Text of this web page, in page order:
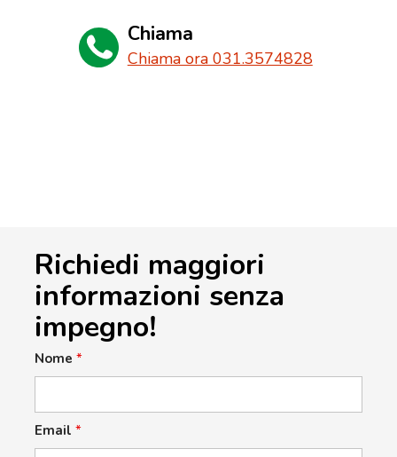
Chiama
Chiama ora 031.3574828
Richiedi maggiori
informazioni senza
impegno!
Nome *
Email *